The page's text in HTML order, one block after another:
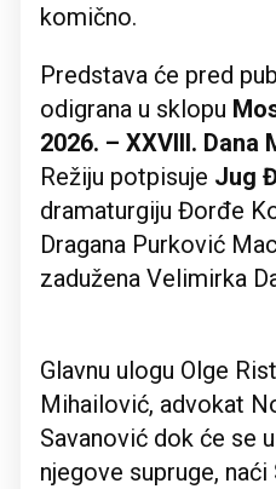
komično.
Predstava će pred
odigrana u sklopu
2026. – XXVIII.
Režiju potpisuje Jug
dramaturgiju Đorđe
Dragana Purković
zadužena Velimirka
Glavnu ulogu Olge
Mihailović, advokat
Savanović dok će se
njegove supruge,